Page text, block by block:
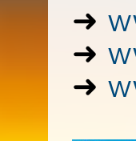
➜
➜
➜